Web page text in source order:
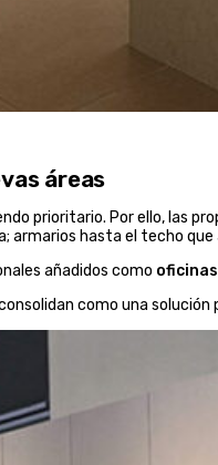
áreas
prioritario. Por ello, las
armarios hasta el techo
añadidos como
como una